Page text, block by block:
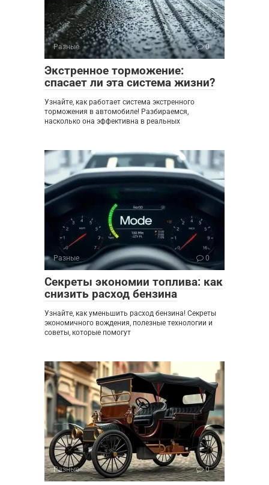
Разные 0
Экстренное торможение:
спасает ли эта система жизни?
Узнайте, как работает система экстренного
торможения в автомобиле! Разбираемся,
насколько она эффективна в реальных
Разные 0
Секреты экономии топлива: как
снизить расход бензина
Узнайте, как уменьшить расход бензина! Секреты
экономичного вождения, полезные технологии и
советы, которые помогут
Разные 0